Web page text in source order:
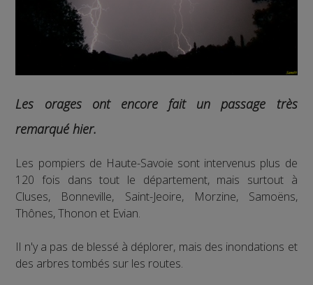
Les orages ont encore fait un passage très
remarqué hier.
Les pompiers de Haute-Savoie sont intervenus plus de
120 fois dans tout le département, mais surtout à
Cluses, Bonneville, Saint-Jeoire, Morzine, Samoëns,
Thônes, Thonon et Evian.
Il n'y a pas de blessé à déplorer, mais des inondations et
des arbres tombés sur les routes.